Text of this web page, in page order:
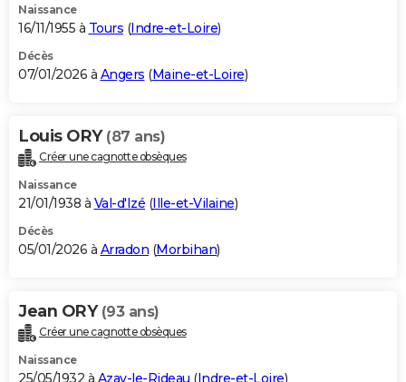
Naissance
16/11/1955 à Tours (Indre-et-Loire)
Décès
07/01/2026 à Angers (Maine-et-Loire)
Louis ORY (87 ans)
Créer une cagnotte obsèques
Naissance
21/01/1938 à Val-d'Izé (Ille-et-Vilaine)
Décès
05/01/2026 à Arradon (Morbihan)
Jean ORY (93 ans)
Créer une cagnotte obsèques
Naissance
25/05/1932 à Azay-le-Rideau (Indre-et-Loire)